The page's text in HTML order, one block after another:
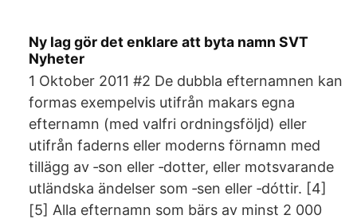
Ny lag gör det enklare att byta namn SVT
Nyheter
1 Oktober 2011 #2 De dubbla efternamnen kan
formas exempelvis utifrån makars egna
efternamn (med valfri ordningsföljd) eller
utifrån faderns eller moderns förnamn med
tillägg av ‑son eller ‑dotter, eller motsvarande
utländska ändelser som ‑sen eller ‑dóttir. [4]
[5] Alla efternamn som bärs av minst 2 000